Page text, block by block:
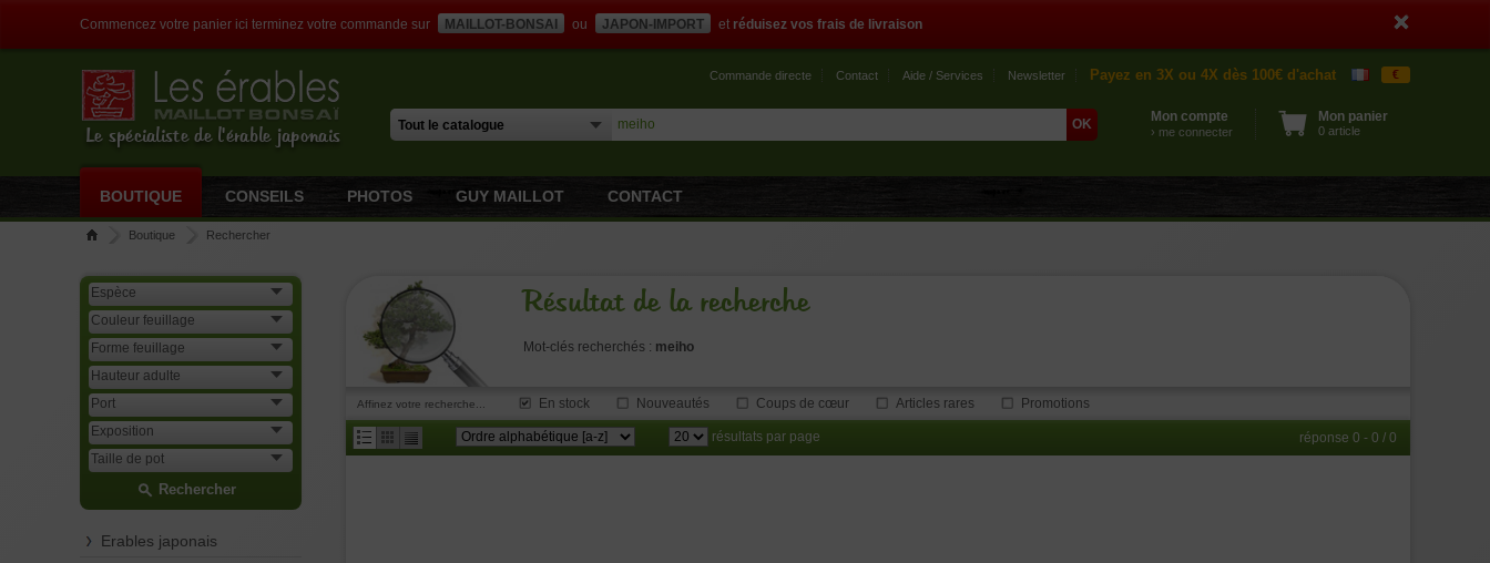
Commencez votre panier ici terminez votre commande sur MAILLOT-BONSAI ou JAPON-IMPORT et réduisez vos frais de livraison
Le spécialiste de l'érable japonais
Commande directe Contact Aide / Services Newsletter Payez en 3X ou 4X dès 100€ d'achat €
Mon compte
› me connecter
Mon panier
0 article
BOUTIQUE CONSEILS PHOTOS GUY MAILLOT CONTACT
Boutique Rechercher
Rechercher
Erables japonais
Résultat de la recherche
Mot-clés recherchés : meiho
Affinez votre recherche... En stock Nouveautés Coups de cœur Articles rares Promotions
résultats par page réponse 0 - 0 / 0